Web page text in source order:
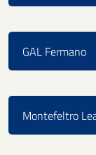
GAL Fermano
Montefeltro